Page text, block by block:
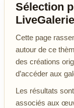
Sélection
LiveGalerie
Cette page
autour de ce
des créations
d’accéder aux
Les résultats
associés aux